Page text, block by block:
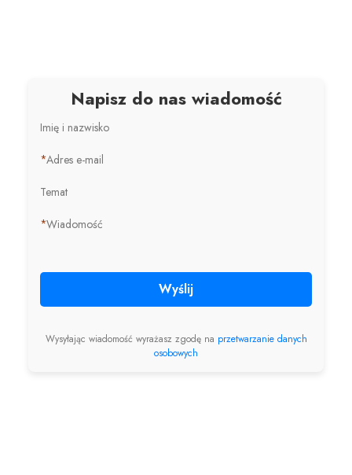
Napisz do nas wiadomość
Imię i nazwisko
*Adres e-mail
Temat
*Wiadomość
Wyślij
Wysyłając wiadomość wyrażasz zgodę na przetwarzanie danych
osobowych